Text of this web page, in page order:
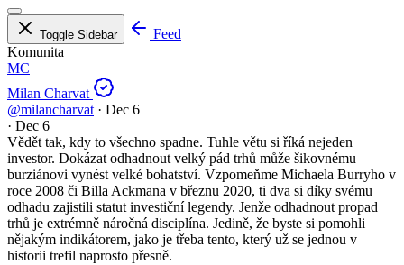
Toggle Sidebar
Feed
Komunita
MC
Milan Charvat
@milancharvat · Dec 6
· Dec 6
Vědět tak, kdy to všechno spadne. Tuhle větu si říká nejeden
investor. Dokázat odhadnout velký pád trhů může šikovnému
burziánovi vynést velké bohatství. Vzpomeňme Michaela Burryho v
roce 2008 či Billa Ackmana v březnu 2020, ti dva si díky svému
odhadu zajistili statut investiční legendy. Jenže odhadnout propad
trhů je extrémně náročná disciplína. Jedině, že byste si pomohli
nějakým indikátorem, jako je třeba tento, který už se jednou v
historii trefil naprosto přesně.